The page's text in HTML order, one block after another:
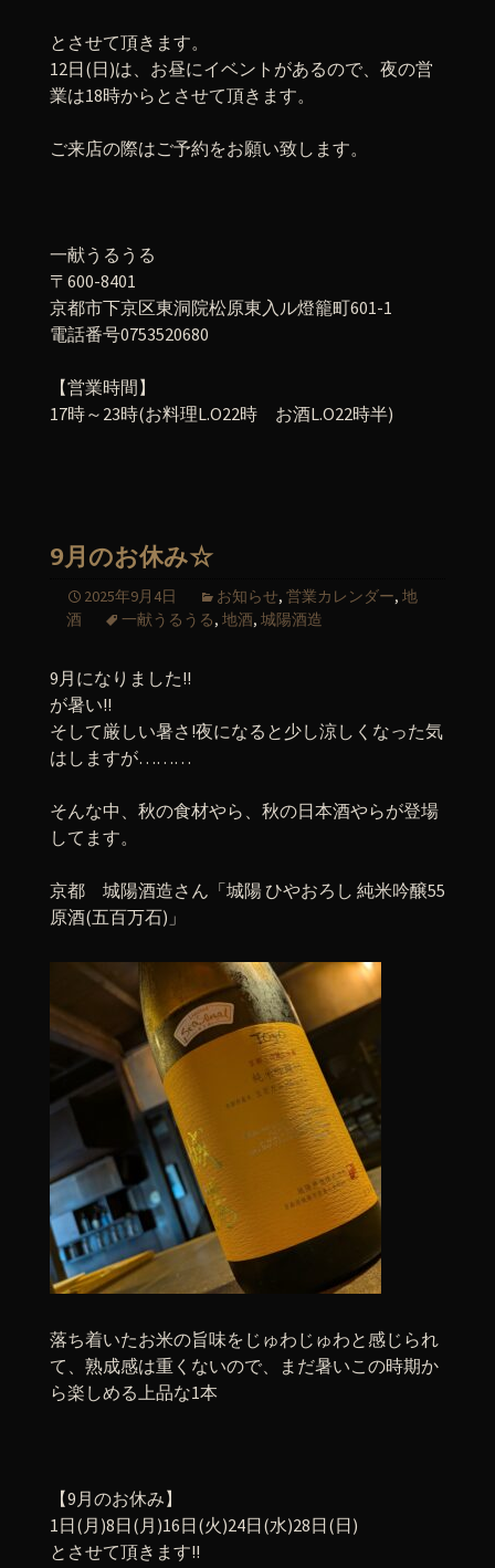
とさせて頂きます。
12日(日)は、お昼にイベントがあるので、夜の営
業は18時からとさせて頂きます。
ご来店の際はご予約をお願い致します。
一献うるうる
〒600-8401
京都市下京区東洞院松原東入ル燈籠町601-1
電話番号0753520680
【営業時間】
17時～23時(お料理L.O22時 お酒L.O22時半)
9月のお休み☆
2025年9月4日 お知らせ, 営業カレンダー, 地
酒
一献うるうる, 地酒, 城陽酒造
9月になりました!!
が暑い!!
そして厳しい暑さ!夜になると少し涼しくなった気
はしますが………
そんな中、秋の食材やら、秋の日本酒やらが登場
してます。
京都 城陽酒造さん「城陽 ひやおろし 純米吟醸55
原酒(五百万石)」
落ち着いたお米の旨味をじゅわじゅわと感じられ
て、熟成感は重くないので、まだ暑いこの時期か
ら楽しめる上品な1本
【9月のお休み】
1日(月)8日(月)16日(火)24日(水)28日(日)
とさせて頂きます!!